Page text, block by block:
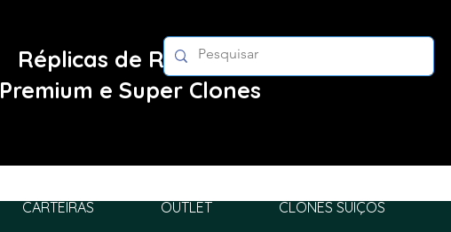
Réplicas de Relógios
Premium e Super Clones
CARTEIRAS OUTLET CLONES SUIÇOS